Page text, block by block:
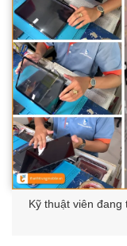
Kỹ thuật viên